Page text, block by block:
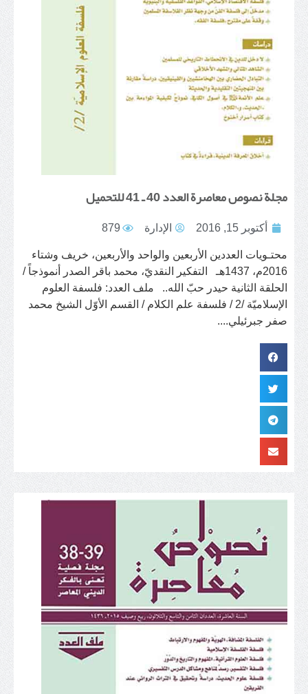
مجلة نصوص معاصرة العدد 40 ـ 41 للتحميل
أكتوبر 15, 2016 الإدارة 879
محتـويات العددين الأربعين والواحد والأربعين، خريف وشتاء
2016م، 1437هـ التفكير النقديّ، محمد باقر الصدر أنموذجاً /
الحلقة الثانية حيدر حبّ الله.. ملف العدد: فلسفة العلوم
الإسلاميّة /2 / فلسفة علم الكلام / القسم الأوّل الشيخ محمد
صفر جبرئيلي....